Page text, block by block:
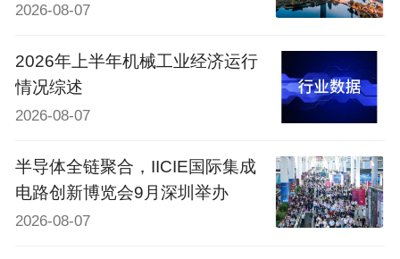
2026-08-07
2026年上半年机械工业经济运行
情况综述
2026-08-07
半导体全链聚合，IICIE国际集成
电路创新博览会9月深圳举办
2026-08-07